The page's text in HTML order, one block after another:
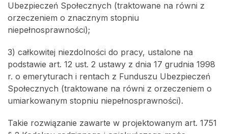
Ubezpieczeń Społecznych (traktowane na równi z
orzeczeniem o znacznym stopniu
niepełnosprawności);
3) całkowitej niezdolności do pracy, ustalone na
podstawie art. 12 ust. 2 ustawy z dnia 17 grudnia 1998
r. o emeryturach i rentach z Funduszu Ubezpieczeń
Społecznych (traktowane na równi z orzeczeniem o
umiarkowanym stopniu niepełnosprawności).
Takie rozwiązanie zawarte w projektowanym art. 1751